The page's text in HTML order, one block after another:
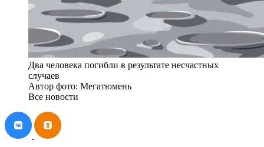
Два человека погибли в результате несчастных
случаев
Автор фото: Мегатюмень
Все новости